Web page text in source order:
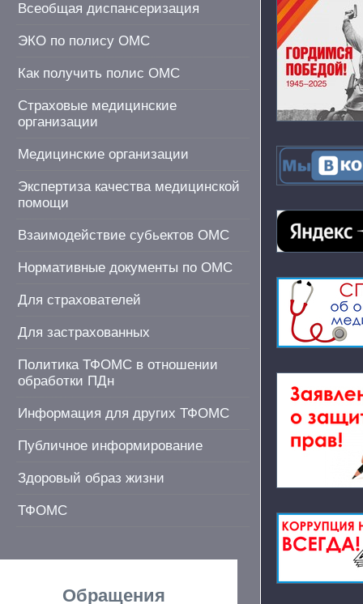
Всеобщая диспансеризация
ЭКО по полису ОМС
Как получить полис ОМС
Страховые медицинские
организации
Медицинские организации
Экспертиза качества медицинской
помощи
Взаимодействие субьектов ОМС
Нормативные документы по ОМС
Для страхователей
Для застрахованных
Политика ТФОМС в отношении
обработки ПДн
Информация для других ТФОМС
Публичное информирование
Здоровый образ жизни
ТФОМС
Обращения